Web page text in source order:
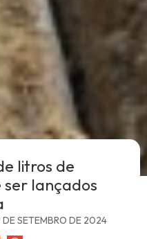
litros de
lançados
SETEMBRO DE 2024